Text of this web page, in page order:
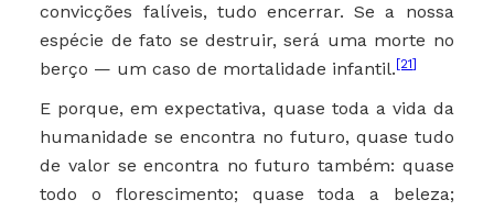
convicções falíveis, tudo encerrar. Se a nossa
espécie de fato se destruir, será uma morte no
berço — um caso de mortalidade infantil. [21]
E porque, em expectativa, quase toda a vida da
humanidade se encontra no futuro, quase tudo
de valor se encontra no futuro também: quase
todo o florescimento; quase toda a beleza;